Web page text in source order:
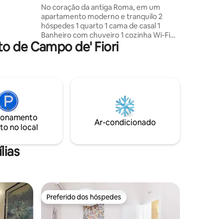
città!
No coração da antiga Roma, em um
apartamento moderno e tranquilo 2
hóspedes 1 quarto 1 cama de casal 1
Banheiro com chuveiro 1 cozinha Wi-Fi
rápido Apartamento confortável e
moderno no centro histórico de Roma,
Piacentini, é bem conservado, com
acesso a partir de uma estrada privada.
Terceiro andar com elevador, com vista
para um pátio tranquilo
de Campo de' Fiori
no local
Ar-condicionado
hóspedes Preferido dos hóspedes
Preferido dos hóspedes